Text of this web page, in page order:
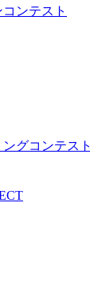
ンテスト
グコンテスト